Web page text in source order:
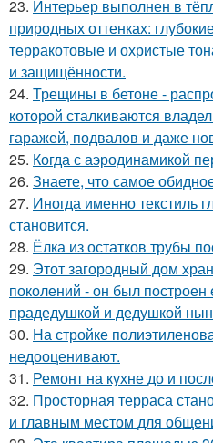
23. Интерьер выполнен в
природных оттенках:
терракотовые и охристые
и защищённости.
24. Трещины в бетоне -
которой сталкиваются
гаражей, подвалов и даже
25. Когда с аэродинамикой
26. Знаете, что самое
27. Иногда именно текстиль
становится.
28. Ёлка из остатков трубы
29. Этот загородный дом
поколений - он был
прадедушкой и дедушкой
30. На стройке
недооценивают.
31. Ремонт на кухне до и
32. Просторная терраса
и главным местом для